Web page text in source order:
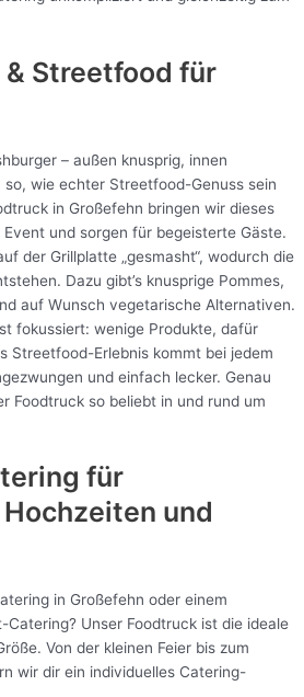
Streetfood für
– außen knusprig, innen
so, wie echter Streetfood-Genuss sein
in Großefehn bringen wir dieses
und sorgen für begeisterte Gäste.
der Grillplatte „gesmasht“, wodurch die
Dazu gibt’s knusprige Pommes,
auf Wunsch vegetarische Alternativen.
fokussiert: wenige Produkte, dafür
Streetfood-Erlebnis kommt bei jedem
und einfach lecker. Genau
Foodtruck so beliebt in und rund um
für
und
in Großefehn oder einem
Catering? Unser Foodtruck ist die ideale
Von der kleinen Feier bis zum
wir dir ein individuelles Catering-